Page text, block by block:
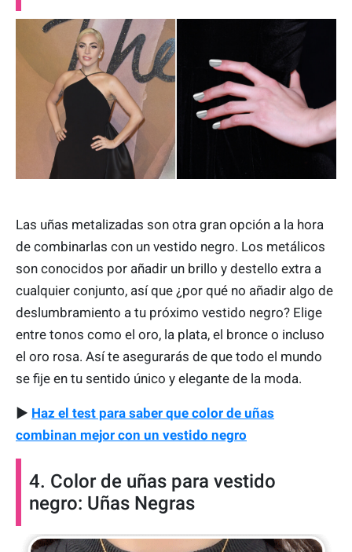
Las uñas metalizadas son otra gran opción a la hora
de combinarlas con un vestido negro. Los metálicos
son conocidos por añadir un brillo y destello extra a
cualquier conjunto, así que ¿por qué no añadir algo de
deslumbramiento a tu próximo vestido negro? Elige
entre tonos como el oro, la plata, el bronce o incluso
el oro rosa. Así te asegurarás de que todo el mundo
se fije en tu sentido único y elegante de la moda.
▶ Haz el test para saber que color de uñas
combinan mejor con un vestido negro
4. Color de uñas para vestido
negro: Uñas Negras